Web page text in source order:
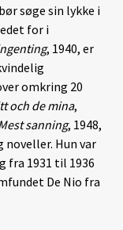
søge sin lykke i
for i
, 1940, er
omkring 20
och de mina,
sanning, 1948,
noveller. Hun var
fra 1931 til 1936
De Nio fra